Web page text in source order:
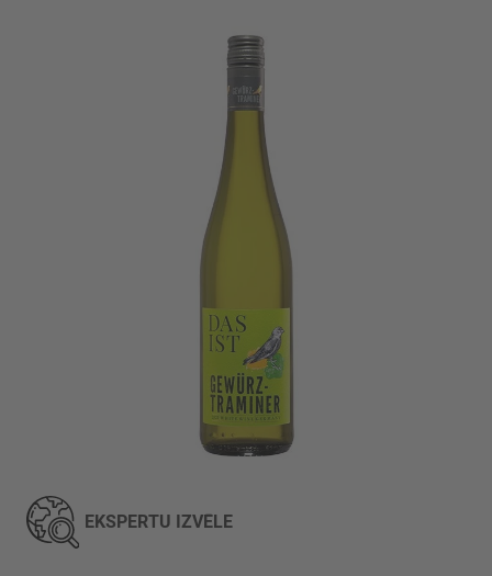
uz
galerijas
sākumu
EKSPERTU IZVĒLE